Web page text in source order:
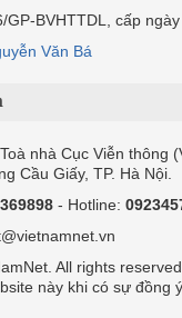
GP-BVHTTDL, cấp
Văn Bá
nhà Cục Viễn thông
Cầu Giấy, TP. Hà Nội.
- Hotline:
All rights
này khi có sự đồng